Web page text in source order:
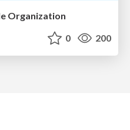
Organization
0 200